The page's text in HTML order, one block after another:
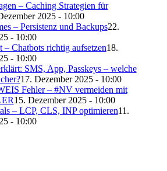
– Caching Strategien für
2025 - 10:00
– Persistenz und Backups22.
- 10:00
Chatbots richtig aufsetzen18.
- 10:00
SMS, App, Passkeys – welche
17. Dezember 2025 - 10:00
Fehler – #NV vermeiden mit
15. Dezember 2025 - 10:00
– LCP, CLS, INP optimieren11.
- 10:00